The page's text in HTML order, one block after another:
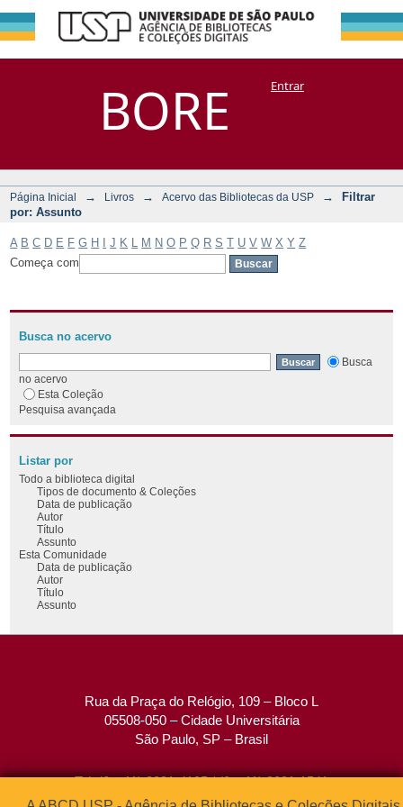
BORE
Filtrar por:
Assunto
DSpace/Manakin + CoriscoEntrar
Página Inicial → Livros → Acervo das Bibliotecas da USP →
Filtrar
por: Assunto
A B C D E F G H J K M N O P Q R S T U V W X Y Z
Começa com
Busca no acervo
Busca
no acervo
Esta Coleção
Pesquisa avançada
Listar por
Todo a biblioteca digital
Tipos de documento & Coleções
Data de publicação
Autor
Título
Assunto
Esta Comunidade
Data de publicação
Autor
Título
Assunto
Rua da Praça do Relógio, 109 – Bloco L
05508-050 – Cidade Universitária
São Paulo, SP – Brasil
Tel: (0xx11) 3091-4195 / (0xx11) 3091-1541
Fax: (0xx11) 3091-1567